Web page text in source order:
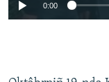
0:00